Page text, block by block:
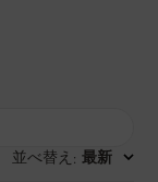
並べ替え : 最新